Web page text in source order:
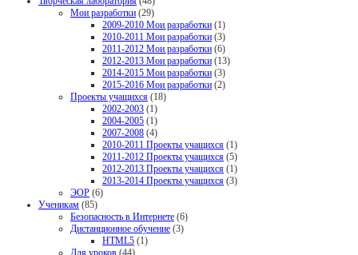
Мои разработки (29)
2009-2010 Мои разработки (1)
2010-2011 Мои разработки (3)
2011-2012 Мои разработки (6)
2012-2013 Мои разработки (13)
2014-2015 Мои разработки (3)
2015-2016 Мои разработки (2)
Проекты учащихся (18)
2002-2003 (1)
2004-2005 (1)
2007-2008 (4)
2010-2011 Проекты учащихся (1)
2011-2012 Проекты учащихся (5)
2012-2013 Проекты учащихся (1)
2013-2014 Проекты учащихся (3)
ЭОР (6)
Ученикам (85)
Безопасность в Интернете (6)
Дистанционное обучение (3)
HTML5 (1)
Для уроков (44)